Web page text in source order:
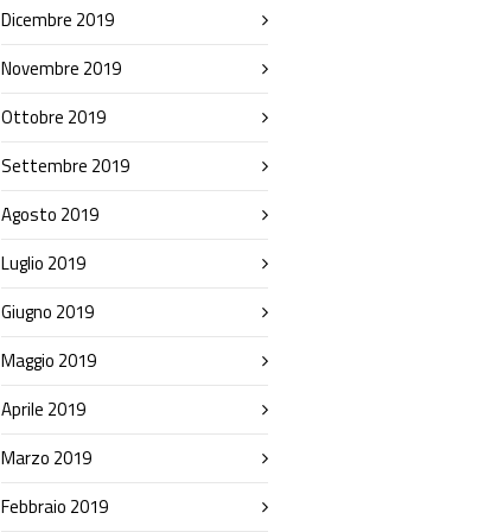
Dicembre 2019
Novembre 2019
Ottobre 2019
Settembre 2019
Agosto 2019
Luglio 2019
Giugno 2019
Maggio 2019
Aprile 2019
Marzo 2019
Febbraio 2019